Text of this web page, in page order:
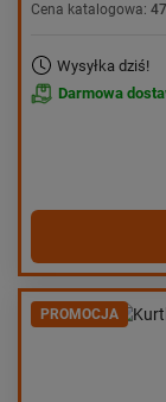
Cena katalogowa:
Wysyłka dziś!
Darmowa
PROMOCJA